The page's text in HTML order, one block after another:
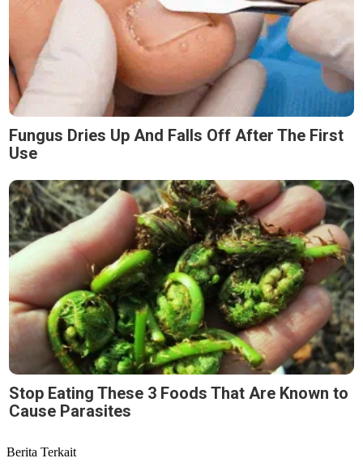
Fungus Dries Up And Falls Off After The First
Use
Stop Eating These 3 Foods That Are Known to
Cause Parasites
Berita Terkait